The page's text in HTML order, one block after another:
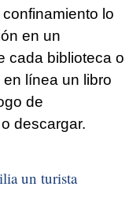
lo
en un
cada biblioteca o
línea un libro
de
descargar.
un turista